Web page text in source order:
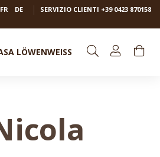
FR DE SERVIZIO CLIENTI +39 0423 870158
LÖWENWEISS